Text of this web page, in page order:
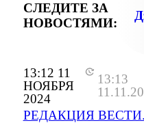
13:12 11
НОЯБРЯ
2024
13:13
РЕДАКЦИЯ
СЛЕДИТЕ ЗА
НОВОСТЯМИ: